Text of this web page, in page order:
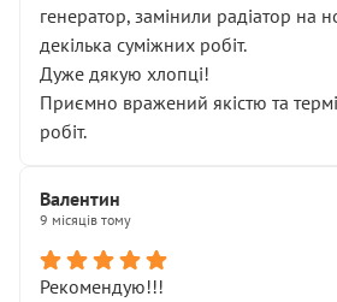
генератор, замінили радіатор на
декілька суміжних робіт.
Дуже дякую хлопці!
Приємно вражений якістю та
робіт.
Валентин
9 місяців тому
Рекомендую!!!